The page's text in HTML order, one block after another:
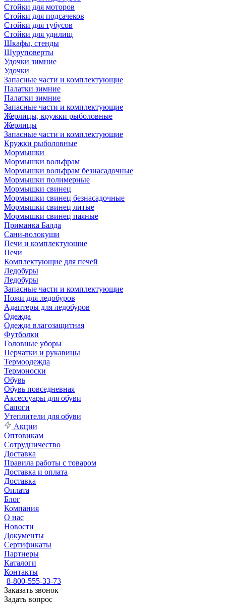
Стойки для моторов
Стойки для подсачеков
Стойки для тубусов
Стойки для удилищ
Шкафы, стенды
Шуруповерты
Удочки зимние
Удочки
Запасные части и комплектующие
Палатки зимние
Палатки зимние
Запасные части и комплектующие
Жерлицы, кружки рыболовные
Жерлицы
Запасные части и комплектующие
Кружки рыболовные
Мормышки
Мормышки вольфрам
Мормышки вольфрам безнасадочные
Мормышки полимерные
Мормышки свинец
Мормышки свинец безнасадочные
Мормышки свинец литые
Мормышки свинец паяные
Приманка Балда
Сани-волокуши
Печи и комплектующие
Печи
Комплектующие для печей
Ледобуры
Ледобуры
Запасные части и комплектующие
Ножи для ледобуров
Адаптеры для ледобуров
Одежда
Одежда влагозащитная
Футболки
Головные уборы
Перчатки и рукавицы
Термоодежда
Термоноски
Обувь
Обувь повседневная
Аксессуары для обуви
Сапоги
Утеплители для обуви
Акции
Оптовикам
Сотрудничество
Доставка
Правила работы с товаром
Доставка и оплата
Доставка
Оплата
Блог
Компания
О нас
Новости
Документы
Сертификаты
Партнеры
Каталоги
Контакты
8-800-555-33-73
Заказать звонок
Задать вопрос